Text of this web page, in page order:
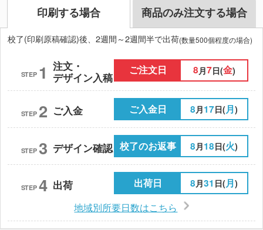
印刷する場合 商品のみ注文する場合
校了(印刷原稿確認)後、2週間～2週間半で出荷(数量500個程度の場合)
STEP 1 注文・
デザイン入稿
ご注文日 8 月7日(金)
STEP 2 ご入金 ご入金日 8月17日(月)
STEP 3 デザイン確認 校了のお返事 8月18日(火)
STEP 4 出荷 出荷日 8月31 日(月)
地域別所要日数はこちら